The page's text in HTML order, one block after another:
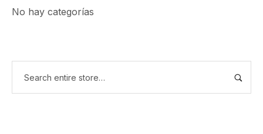
No hay categorías